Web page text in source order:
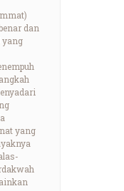
dan
yang
yang